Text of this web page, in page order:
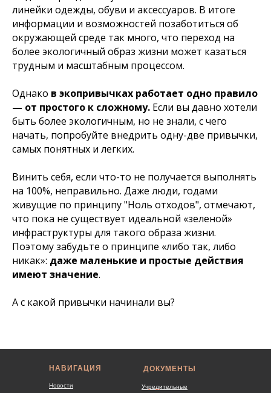
линейки одежды, обуви и аксессуаров. В итоге
информации и возможностей позаботиться об
окружающей среде так много, что переход на
более экологичный образ жизни может казаться
трудным и масштабным процессом.
Однако в экопривычках работает одно правило
— от простого к сложному. Если вы давно хотели
быть более экологичным, но не знали, с чего
начать, попробуйте внедрить одну-две привычки,
самых понятных и легких.
Винить себя, если что-то не получается выполнять
на 100%, неправильно. Даже люди, годами
живущие по принципу "Ноль отходов", отмечают,
что пока не существует идеальной «зеленой»
инфраструктуры для такого образа жизни.
Поэтому забудьте о принципе «либо так, либо
никак»: даже маленькие и простые действия
имеют значение.
А с какой привычки начинали вы?
НАВИГАЦИЯ
Новости
ДОКУМЕНТЫ
Учредительные